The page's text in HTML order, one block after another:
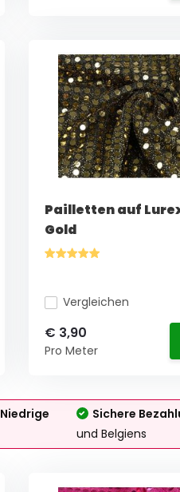
Pailletten auf
Gold
Vergleichen
€ 3,90
Pro Meter
Niedrige
Sichere
und Belgiens